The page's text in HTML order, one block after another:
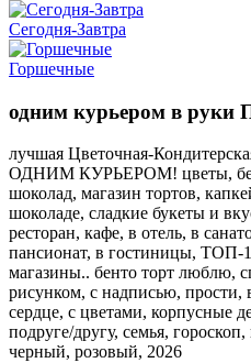
Сегодня-Завтра
Горшечные
одним курьером в руки
лучшая Цветочная-
ОДНИМ КУРЬЕРОМ! цветы,
шоколад, магазин тортов,
шоколаде, сладкие букеты и
ресторан, кафе, в отель, в
пансионат, в гостиницы, ТОП-
магазины.. бенто торт люблю,
рисунком, с надписью, прости,
сердце, с цветами, корпусные
подруге/другу, семья,
черный, розовый, 2026